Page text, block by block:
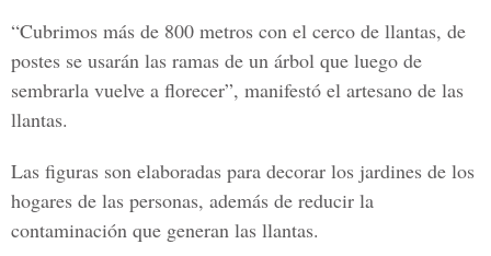
“Cubrimos más de 800 metros con el cerco de llantas, de
postes se usarán las ramas de un árbol que luego de
sembrarla vuelve a florecer”, manifestó el artesano de las
llantas.
Las figuras son elaboradas para decorar los jardines de los
hogares de las personas, además de reducir la
contaminación que generan las llantas.